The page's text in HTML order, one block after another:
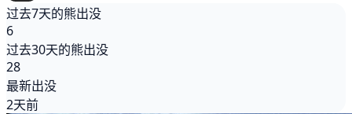
过去7天的熊出没
6
过去30天的熊出没
28
最新出没
2天前